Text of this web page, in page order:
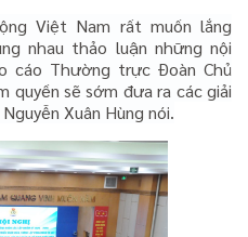
Việt Nam rất muốn lắng
nhau thảo luận những nội
cáo Thường trực Đoàn Chủ
quyền sẽ sớm đưa ra các giải
Xuân Hùng nói.